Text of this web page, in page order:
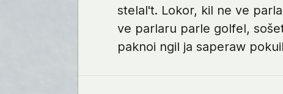
stelal't. Lokor, kil ne ve
ve parlaru parle golfel,
paknoi ngil ja saperaw